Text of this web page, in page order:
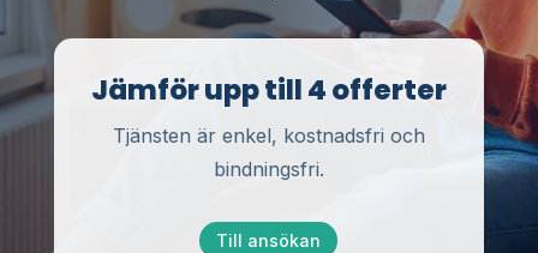
Jämför upp till 4 offerter
Tjänsten är enkel, kostnadsfri och
bindningsfri.
Till ansökan